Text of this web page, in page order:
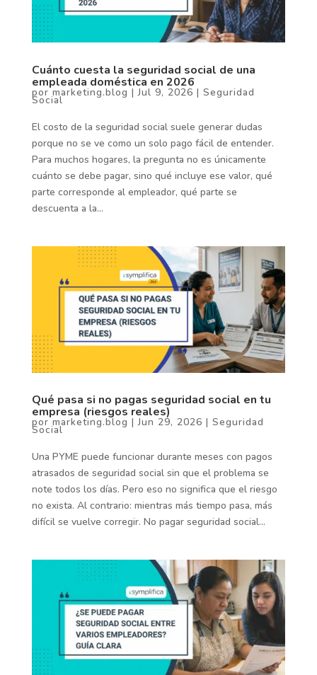
Cuánto cuesta la seguridad social de una
empleada doméstica en 2026
pormarketing.blog |Jul 9, 2026 | Seguridad
Social
El costo de la seguridad social suele generar dudas
porque no se ve como un solo pago fácil de entender.
Para muchos hogares, la pregunta no es únicamente
cuánto se debe pagar, sino qué incluye ese valor, qué
parte corresponde al empleador, qué parte se
descuenta a la...
Qué pasa si no pagas seguridad social en tu
empresa (riesgos reales)
pormarketing.blog |Jun 29, 2026 | Seguridad
Social
Una PYME puede funcionar durante meses con pagos
atrasados de seguridad social sin que el problema se
note todos los días. Pero eso no significa que el riesgo
no exista. Al contrario: mientras más tiempo pasa, más
difícil se vuelve corregir. No pagar seguridad social...